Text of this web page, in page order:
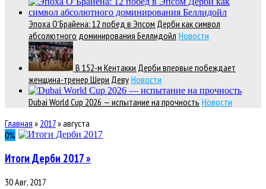
Эпоха О’Брайена: 12 побед в Эпсом Дерби как символ
абсолютного доминирования Беллидойл Новости
В 152-м Кентакки Дерби впервые побеждает
женщина-тренер Шери Деву Новости
Dubai World Cup 2026 — испытание на прочность Новости
Главная » 2017»августа
0%
Итоги Дерби 2017 »
30 Авг, 2017